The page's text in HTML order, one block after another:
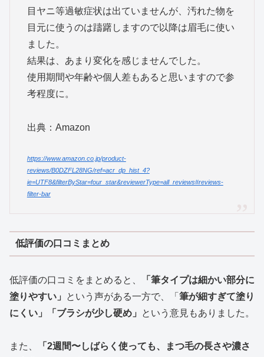
目ヤニ等過敏症状は出ていませんが、汚れた物を
目元に使うのは躊躇しますので以降は眉毛に使い
ました。
結果は、あまり変化を感じませんでした。
使用期間や年齢や個人差もあると思いますので参
考程度に。
出典：Amazon
https://www.amazon.co.jp/product-
reviews/B0DZFL28NG/ref=acr_dp_hist_4?
ie=UTF8&filterByStar=four_star&reviewerType=all_reviews#reviews-
filter-bar
低評価の口コミまとめ
低評価の口コミをまとめると、
「筆タイプは細かい部分に
塗りやすい」
という声がある一方で、「 筆が細すぎて塗り
にくい」「ブラシが少し硬め」
という意見もありました。
また、
「2週間〜しばらく使っても、まつ毛の長さや濃さ